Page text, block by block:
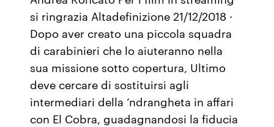
si ringrazia Altadefinizione 21/12/2018 ·
Dopo aver creato una piccola squadra
di carabinieri che lo aiuteranno nella
sua missione sotto copertura, Ultimo
deve cercare di sostituirsi agli
intermediari della ‘ndrangheta in affari
con El Cobra, guadagnandosi la fiducia